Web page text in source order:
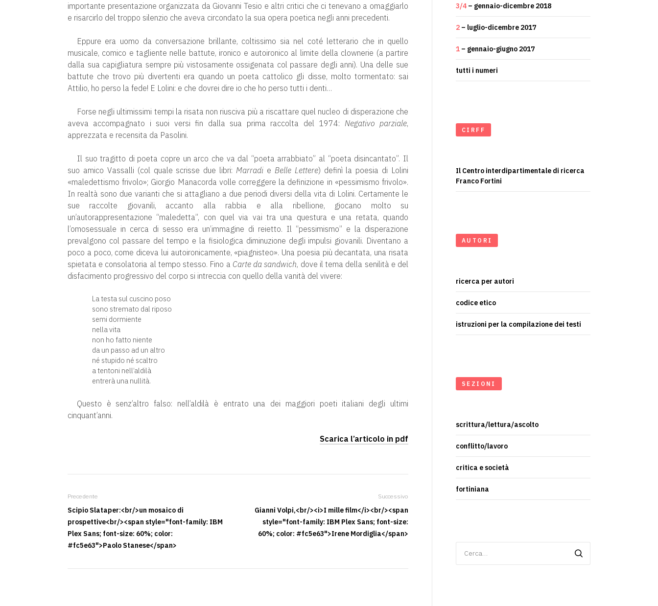
importante presentazione organizzata da Giovanni Tesio e altri critici che ci tenevano a omaggiarlo
e risarcirlo del troppo silenzio che aveva circondato la sua opera poetica negli anni precedenti.
Eppure era uomo da conversazione brillante, coltissimo sia nel coté letterario che in quello
musicale, comico e tagliente nelle battute, ironico e autoironico al limite della clownerie (a partire
dalla sua capigliatura sempre più vistosamente ossigenata col passare degli anni). Una delle sue
battute che trovo più divertenti era quando un poeta cattolico gli disse, molto tormentato: sai
Attilio, ho perso la fede! E Lolini: e che dovrei dire io che ho perso tutti i denti…
Forse negli ultimissimi tempi la risata non riusciva più a riscattare quel nucleo di disperazione che
aveva accompagnato i suoi versi fin dalla sua prima raccolta del 1974: Negativo parziale,
apprezzata e recensita da Pasolini.
Il suo tragitto di poeta copre un arco che va dal “poeta arrabbiato” al “poeta disincantato”. Il
suo amico Vassalli (col quale scrisse due libri: Marradi e Belle Lettere) definì la poesia di Lolini
«maledettismo frivolo»; Giorgio Manacorda volle correggere la definizione in «pessimismo frivolo».
In realtà sono due varianti che si attagliano a due periodi diversi della vita di Lolini. Certamente le
sue raccolte giovanili, accanto alla rabbia e alla ribellione, giocano molto su
un’autorappresentazione “maledetta”, con quel via vai tra una questura e una retata, quando
l’omosessuale in cerca di sesso era un’immagine di reietto. Il “pessimismo” e la disperazione
prevalgono col passare del tempo e la fisiologica diminuzione degli impulsi giovanili. Diventano a
poco a poco, come diceva lui autoironicamente, «piagnisteo». Una poesia più decantata, una risata
spietata e consolatoria al tempo stesso. Fino a Carte da sandwich, dove il tema della senilità e del
disfacimento progressivo del corpo si intreccia con quello della vanità del vivere:
La testa sul cuscino poso
sono stremato dal riposo
semi dormiente
nella vita
non ho fatto niente
da un passo ad un altro
né stupido né scaltro
a tentoni nell’aldilà
entrerà una nullità.
Questo è senz’altro falso: nell’aldilà è entrato una dei maggiori poeti italiani degli ultimi
cinquant’anni.
Scarica l’articolo in pdf
Precedente
Scipio Slataper:<br/>un mosaico di
prospettive<br/><span style="font-family: IBM
Plex Sans; font-size: 60%; color:
#fc5e63">Paolo Stanese</span>
Successivo
Gianni Volpi,<br/><i>I mille film</i><br/><span
style="font-family: IBM Plex Sans; font-size:
60%; color: #fc5e63">Irene Mordiglia</span>
3/4 – gennaio-dicembre 2018
2 – luglio-dicembre 2017
1 – gennaio-giugno 2017
tutti i numeri
CIRFF
Il Centro interdipartimentale di ricerca
Franco Fortini
AUTORI
ricerca per autori
codice etico
istruzioni per la compilazione dei testi
SEZIONI
scrittura/lettura/ascolto
conflitto/lavoro
critica e società
fortiniana
per: